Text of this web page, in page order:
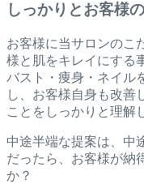
しっかりとお客様
お客様に当サロンのこ
様と肌をキレイにする
バスト・痩身・ネイル
し、お客様自身も改善
ことをしっかりと理解
中途半端な提案は、中
だったら、お客様が納
か？